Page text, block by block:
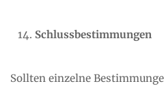
Schlussbestimmungen
Sollten einzelne